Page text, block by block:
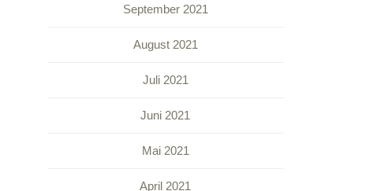
September 2021
August 2021
Juli 2021
Juni 2021
Mai 2021
April 2021